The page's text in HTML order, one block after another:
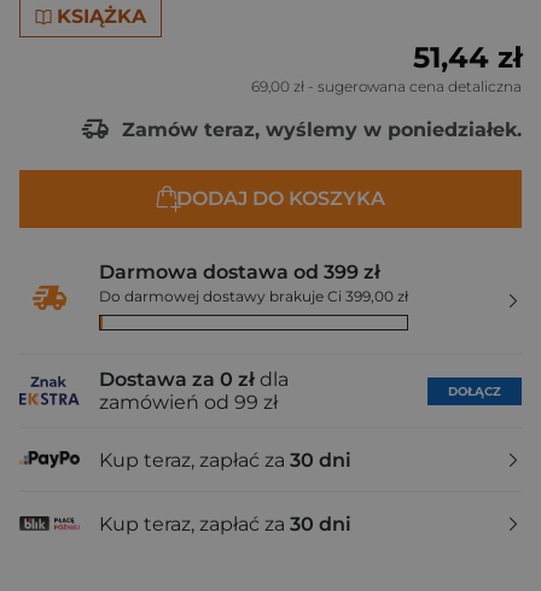
KSIĄŻKA
51,44 zł
69,00 zł - sugerowana cena detaliczna
Zamów teraz, wyślemy w poniedziałek.
DODAJ DO KOSZYKA
Darmowa dostawa od 399 zł
Do darmowej dostawy brakuje Ci 399,00 zł
Dostawa za 0 zł dla
zamówień od 99 zł
DOŁĄCZ
Kup teraz, zapłać za 30 dni
Kup teraz, zapłać za 30 dni